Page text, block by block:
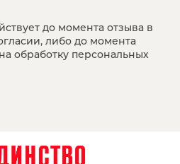
до момента отзыва в
либо до момента
обработку персональных